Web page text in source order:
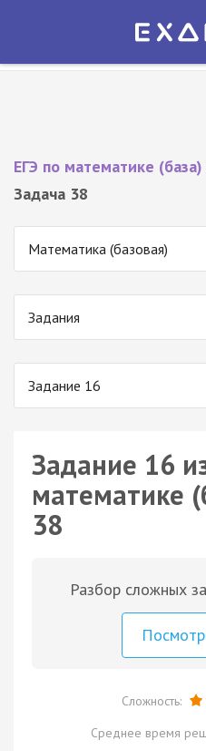
Экзамер — ЕГЭ 2027
ЕГЭ по математике
Задача 38
Математика (базовая)
Задания
Задание 16
Задание 16
математике
38
Разбор сложных
Сложность:
Среднее время